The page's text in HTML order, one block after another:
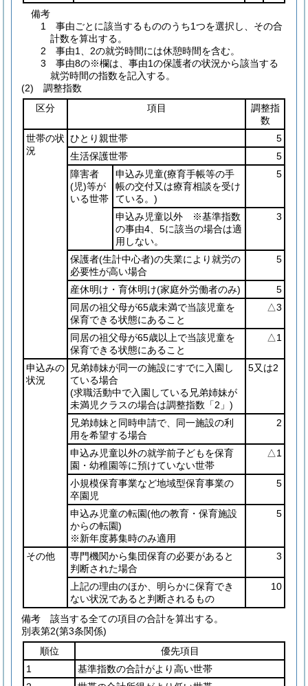
備考
1 事由ごとに該当するもののうち1つを選択し、その合
計数を算出する。
2 事由1、2の就労時間には休憩時間を含む。
3 事由8の※欄は、事由1の保護者の状況から該当する
就労時間の指数を記入する。
(2) 調整指数
区分
項目
調整指
数
世帯の状
況
ひとり親世帯
5
生活保護世帯
5
障害者
(児)等が
いる世帯
申込み児童(療育手帳等の手
帳の交付又は療育相談を受け
ている。)
5
申込み児童以外 ※基準指数
の事由4、5に該当の場合は適
用しない。
3
保護者(生計中心者)の失業により就労の
必要性が高い場合
5
産休明け・育休明け(家庭外労働者のみ)
5
同居の祖父母が65歳未満で当該児童を
保育できる状態にあること
△3
同居の祖父母が65歳以上で当該児童を
保育できる状態にあること
△1
申込みの
状況
兄弟姉妹が同一の施設にすでに入園し
ている場合
(求職活動中で入園している兄弟姉妹が
未満児クラスの場合は調整指数「2」)
5又は2
兄弟姉妹と同時申請で、同一施設の利
用を希望する場合
2
申込み児童以外の就学前子どもを保育
園・幼稚園等に預けていない世帯
△1
小規模保育事業など地域型保育事業の
卒園児
5
申込み児童の転園(他の教育・保育施設
からの転園)
※新年度募集時のみ適用
5
その他
専門機関から集団保育の必要があると
判断された場合
3
上記の理由のほか、明らかに保育でき
ない状況であると判断されるもの
10
備考 該当する全ての項目の合計を算出する。
別表第2(第3条関係)
順位
優先項目
1
基準指数の合計がより高い世帯